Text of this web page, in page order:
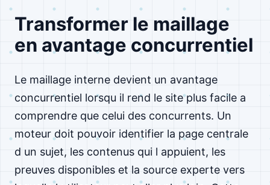
Transformer le maillage
en avantage concurrentiel
Le maillage interne devient un avantage
concurrentiel lorsqu il rend le site plus facile a
comprendre que celui des concurrents. Un
moteur doit pouvoir identifier la page centrale
d un sujet, les contenus qui l appuient, les
preuves disponibles et la source experte vers